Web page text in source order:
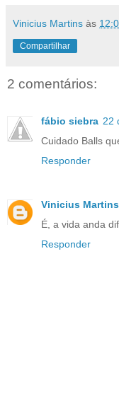
Vinicius Martins às
Compartilhar
2 comentários:
fábio siebra 22
Cuidado Balls
Responder
Vinicius Martins
É, a vida anda
Responder